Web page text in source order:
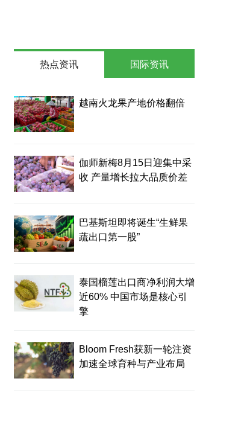
热点资讯
越南火龙果产地价格翻倍
伽师新梅8月15日迎集中采
收 产量增长拉大品质价差
巴基斯坦即将诞生“生鲜果
蔬出口第一股”
泰国榴莲出口商净利润大增
近60% 中国市场是核心引
擎
Bloom Fresh获新一轮注资
加速全球育种与产业布局
国际资讯